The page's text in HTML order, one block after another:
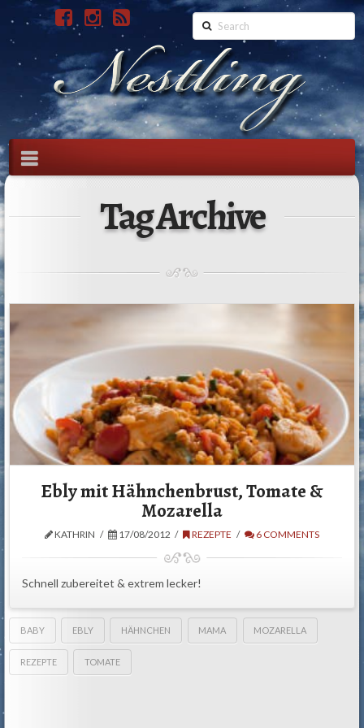
Search
Navigation
Tag Archive
Ebly mit Hähnchenbrust, Tomate &
Mozarella
KATHRIN 17/08/2012 REZEPTE 6 COMMENTS
Schnell zubereitet & extrem lecker!
BABY EBLY HÄHNCHEN MAMA MOZARELLA
REZEPTE TOMATE